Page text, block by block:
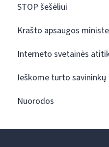
STOP šešėliui
Krašto apsaugos
Interneto svetainės
Ieškome turto savininkų
Nuorodos